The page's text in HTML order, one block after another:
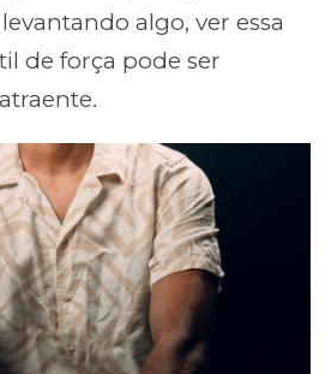
algo, ver essa
de força pode ser